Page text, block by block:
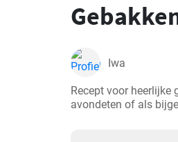
Iwa
Recept voor heerlijke
avondeten of als